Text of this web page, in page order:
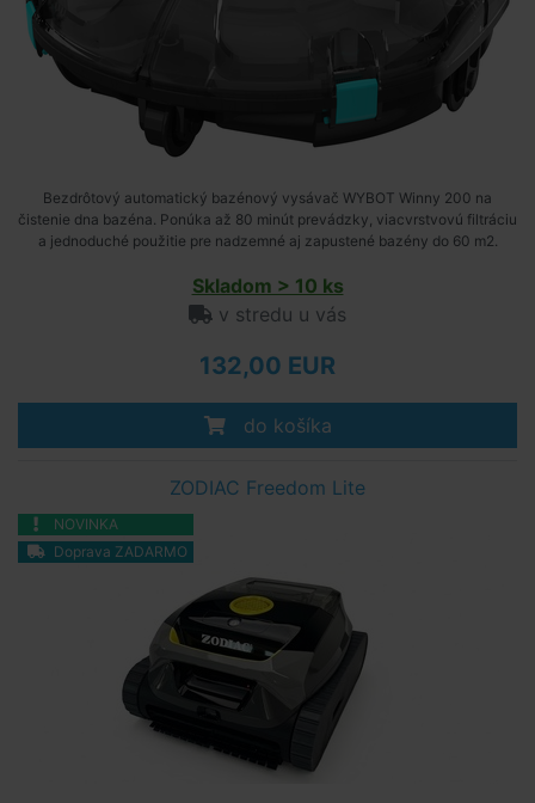
Bezdrôtový automatický bazénový vysávač WYBOT Winny 200 na
čistenie dna bazéna. Ponúka až 80 minút prevádzky, viacvrstvovú filtráciu
a jednoduché použitie pre nadzemné aj zapustené bazény do 60 m2.
Skladom > 10 ks
v stredu u vás
132,00 EUR
do košíka
ZODIAC Freedom Lite
NOVINKA
Doprava ZADARMO